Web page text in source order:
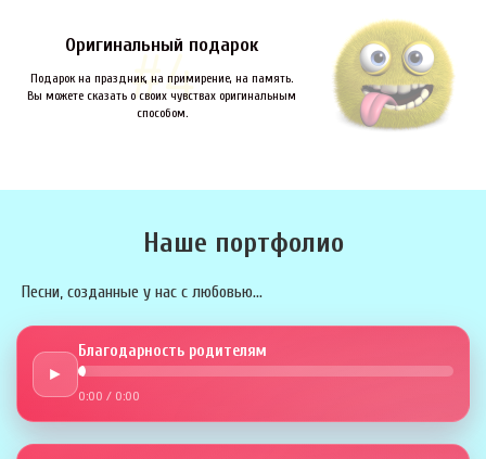
Оригинальный подарок
Подарок на праздник, на примирение, на память.
Вы можете сказать о своих чувствах оригинальным
способом.
Наше портфолио
Песни, созданные у нас с любовью...
►
Благодарность родителям
0:00 / 0:00